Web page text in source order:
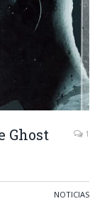
Ghost
1
NOTICIAS